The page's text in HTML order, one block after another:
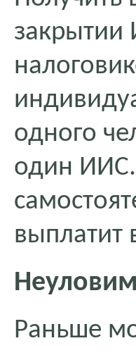
закрытии
одного
один
выплатит
Раньше